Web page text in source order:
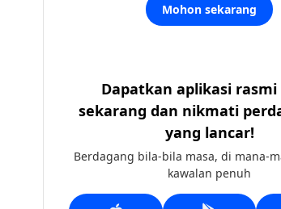
Mohon sekarang
Dapatkan aplikasi
sekarang dan nikmati
yang lancar!
Berdagang bila-bila masa, di mana-
kawalan penuh